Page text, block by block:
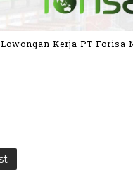
Kerja PT Forisa